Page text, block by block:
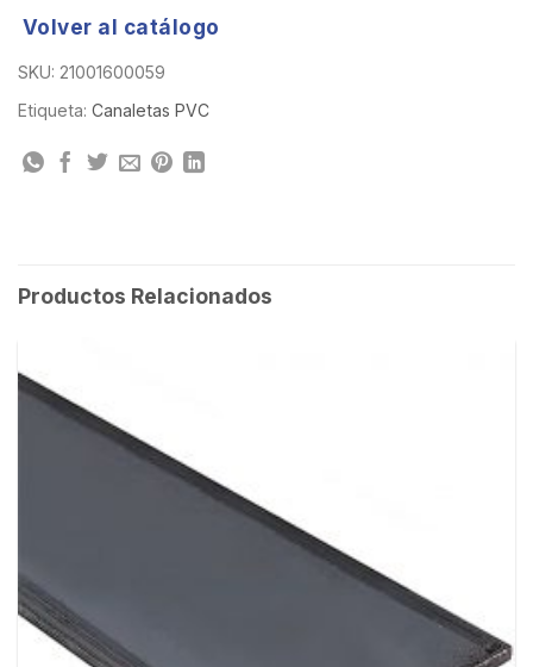
Volver al catálogo
SKU: 21001600059
Etiqueta: Canaletas PVC
Productos Relacionados